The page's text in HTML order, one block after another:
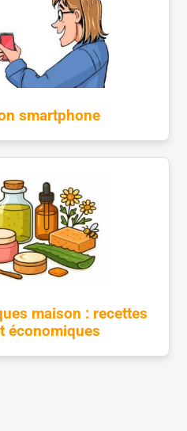
smartphone
maison : recettes
économiques